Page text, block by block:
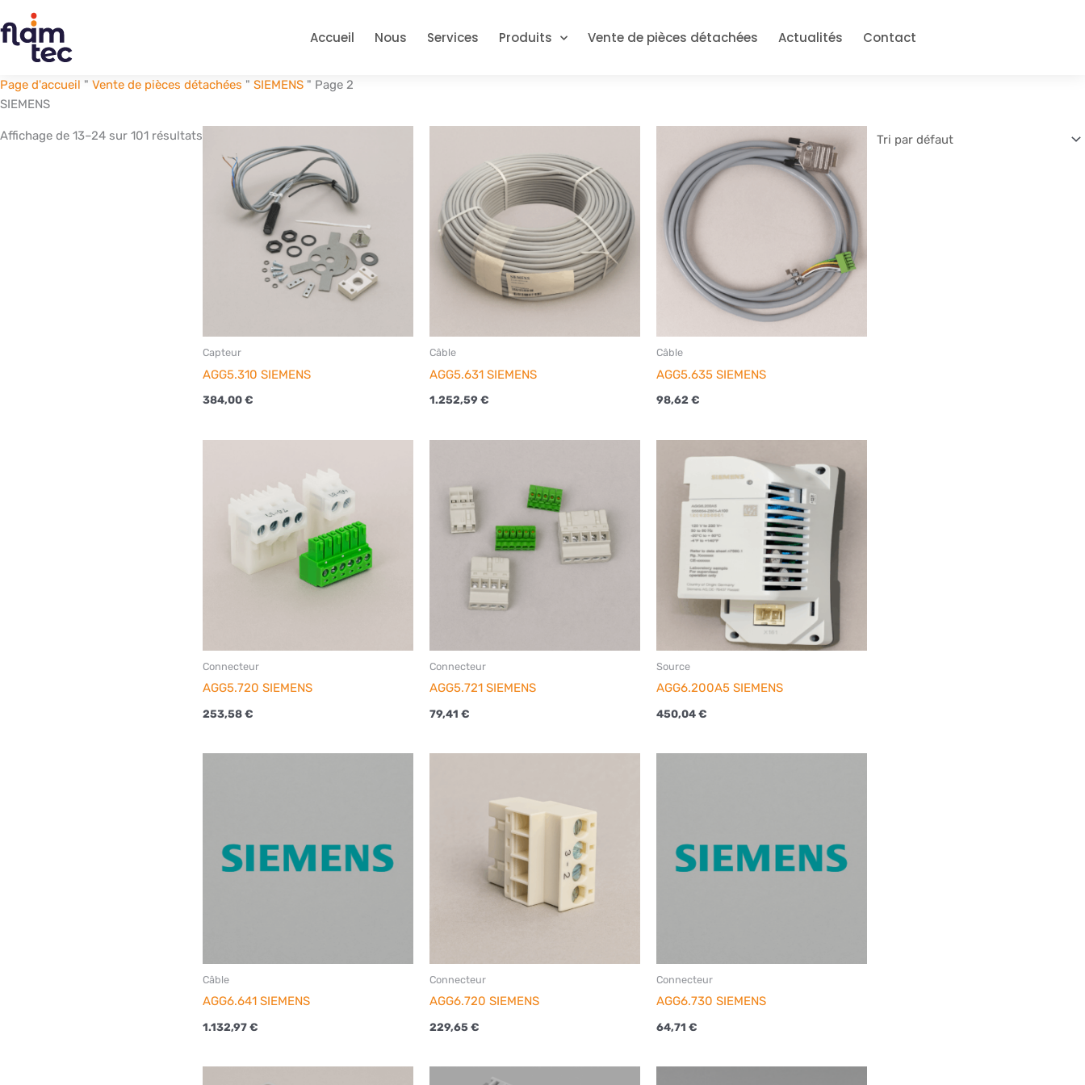
to
content
Accueil Nous Services Produits Vente de pièces détachées Actualités Contact
Page d'accueil " Vente de pièces détachées " SIEMENS " Page 2
SIEMENS
Affichage de 13–24 sur 101 résultats
Capteur
AGG5.310 SIEMENS
384,00€
Câble
AGG5.631 SIEMENS
1.252,59€
Câble
AGG5.635 SIEMENS
98,62€
Connecteur
AGG5.720 SIEMENS
253,58€
Connecteur
AGG5.721 SIEMENS
79,41 €
Source
AGG6.200A5 SIEMENS
450,04€
Câble
AGG6.641 SIEMENS
1.132,97€
Connecteur
AGG6.720 SIEMENS
229,65€
Connecteur
AGG6.730 SIEMENS
64,71 €